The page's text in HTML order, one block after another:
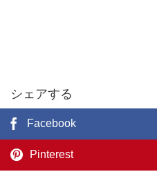
シェアする
Facebook
Pinterest